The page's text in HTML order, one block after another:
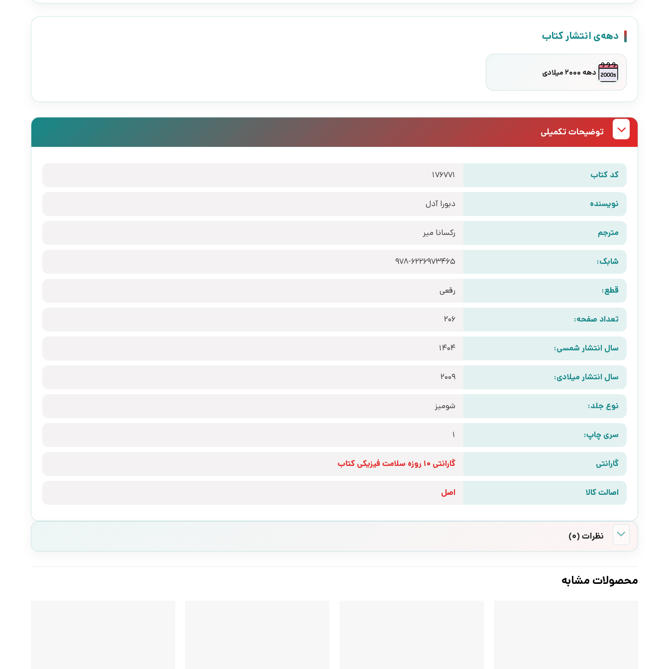
دهه‌ی انتشار کتاب
دهه 2000 میلادی
توضیحات تکمیلی
کد کتاب 176771
نویسنده دبورا آدل
مترجم رکسانا میر
شابک: 978-6226973465
قطع: رقعی
تعداد صفحه: 206
سال انتشار شمسی: 1404
سال انتشار میلادی: 2009
نوع جلد: شومیز
سری چاپ: 1
گارانتی گارانتی 10 روزه سلامت فیزیکی کتاب
اصالت کالا اصل
نظرات (0)
محصولات مشابه